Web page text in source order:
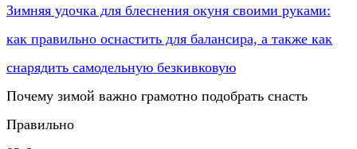
Зимняя удочка для блеснения окуня своими руками:
как правильно оснастить для балансира, а также как
снарядить самодельную безкивковую
Почему зимой важно грамотно подобрать снасть
Правильно